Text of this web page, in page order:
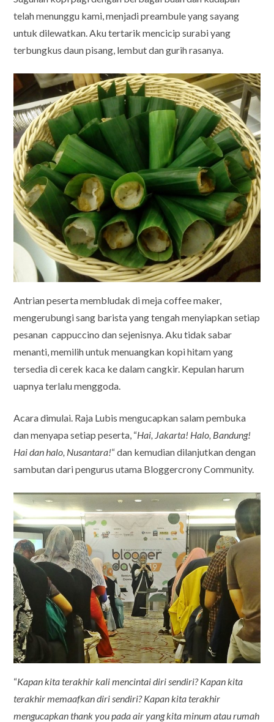
telah menunggu kami, menjadi preambule yang sayang
untuk dilewatkan. Aku tertarik mencicip surabi yang
terbungkus daun pisang, lembut dan gurih rasanya.
Antrian peserta membludak di meja coffee maker,
mengerubungi sang barista yang tengah menyiapkan setiap
pesanan cappuccino dan sejenisnya. Aku tidak sabar
menanti, memilih untuk menuangkan kopi hitam yang
tersedia di cerek kaca ke dalam cangkir. Kepulan harum
uapnya terlalu menggoda.
Acara dimulai. Raja Lubis mengucapkan salam pembuka
dan menyapa setiap peserta, “Hai, Jakarta! Halo, Bandung!
Hai dan halo, Nusantara!“ dan kemudian dilanjutkan dengan
sambutan dari pengurus utama Bloggercrony Community.
“Kapan kita terakhir kali mencintai diri sendiri? Kapan kita
terakhir memaafkan diri sendiri? Kapan kita terakhir
mengucapkan thank you pada air yang kita minum atau rumah